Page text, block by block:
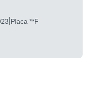
|Placa **F